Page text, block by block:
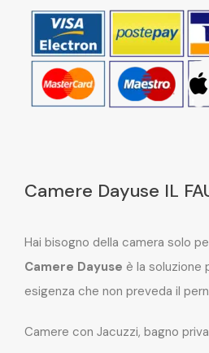
Camere Dayuse IL
Hai bisogno della camera solo
Camere Dayuse è la
esigenza che non preveda il
Camere con Jacuzzi, bagno